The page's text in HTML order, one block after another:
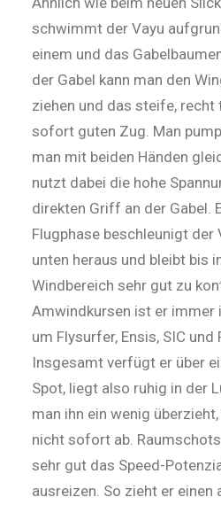
schwimmt der Vayu
einem und das
der Gabel kann man den
ziehen und das steife,
sofort guten Zug. Man
man mit beiden Händen
nutzt dabei die hohe
direkten Griff an der Gabel.
Flugphase beschleunigt der
unten heraus und bleibt bis
Windbereich sehr gut zu
Amwindkursen ist er immer
um Flysurfer, Ensis, SIC und
Insgesamt verfügt er über
Spot, liegt also ruhig in der
man ihn ein wenig
nicht sofort ab.
sehr gut das Speed-
ausreizen. So zieht er einen